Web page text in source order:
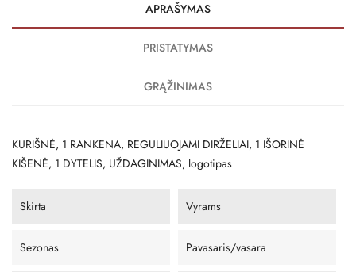
APRAŠYMAS
PRISTATYMAS
GRĄŽINIMAS
KURIŠNĖ, 1 RANKENA, REGULIUOJAMI DIRŽELIAI, 1 IŠORINĖ
KIŠENĖ, 1 DYTELIS, UŽDAGINIMAS, logotipas
Skirta Vyrams
Sezonas Pavasaris/vasara